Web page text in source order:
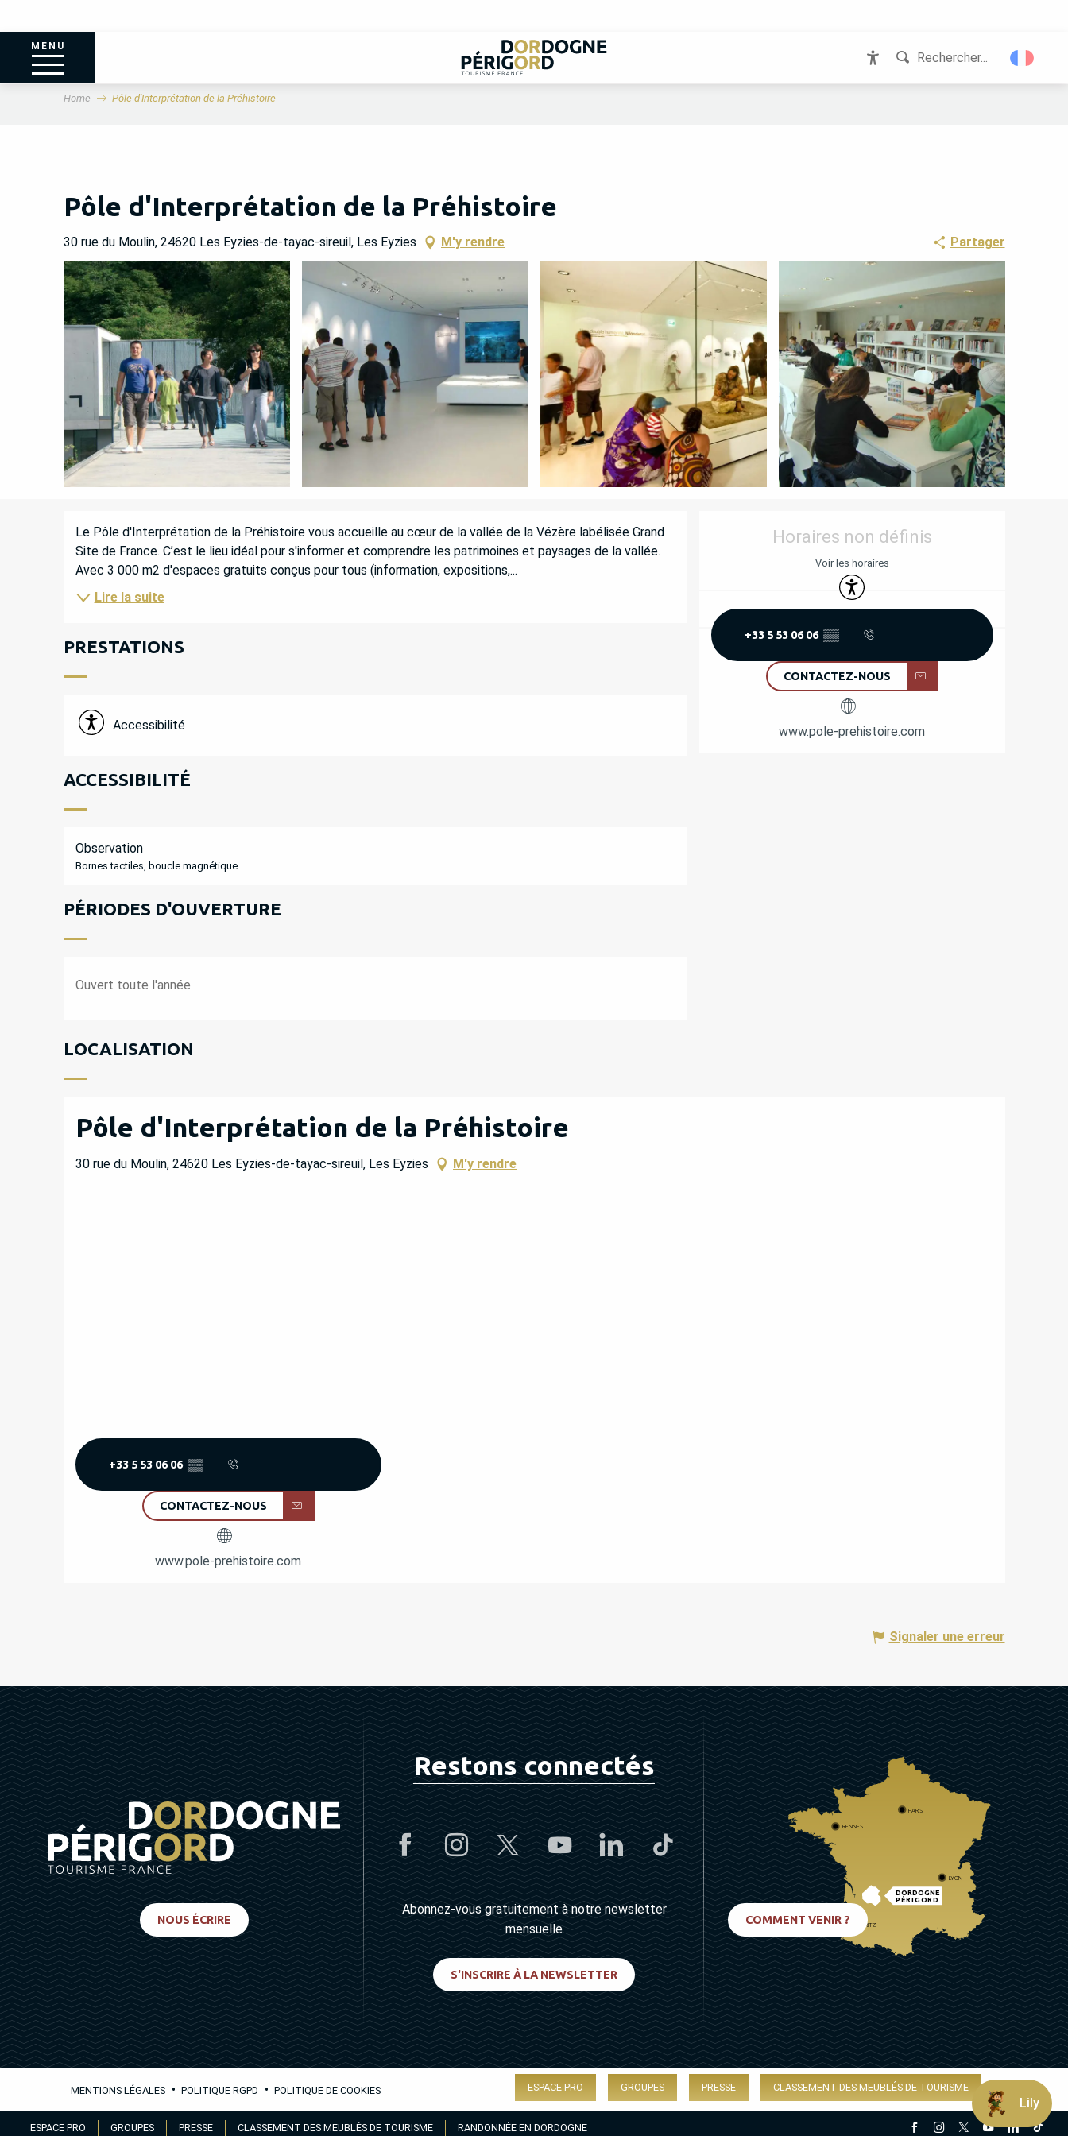
ESPACE PRO GROUPES PRESSE CLASSEMENT DES MEUBLÉS DE TOURISME RANDONNÉE EN DORDOGNE
MENU
Rechercher...
Home Pôle d'Interprétation de la Préhistoire
Pôle d'Interprétation de la Préhistoire
30 rue du Moulin, 24620 Les Eyzies-de-tayac-sireuil, Les Eyzies M'y rendre Partager
OUVERTURE ET
Horaires non définis
Voir les horaires
Accessibilité
+33 5 53 06 06 ▒▒
CONTACTEZ-NOUS
www.pole-prehistoire.com
DESCRIPTION
Le Pôle d'Interprétation de la Préhistoire vous accueille au cœur de la vallée de la Vézère labélisée Grand
Site de France. C’est le lieu idéal pour s'informer et comprendre les patrimoines et paysages de la vallée.
Avec 3 000 m2 d'espaces gratuits conçus pour tous (information, expositions,...
Lire la suite
PRESTATIONS
Accessibilité
ACCESSIBILITÉ
Observation
Bornes tactiles, boucle magnétique.
PÉRIODES D'OUVERTURE
Ouvert toute l'année
LOCALISATION
Pôle d'Interprétation de la Préhistoire
30 rue du Moulin, 24620 Les Eyzies-de-tayac-sireuil, Les Eyzies M'y rendre
+33 5 53 06 06 ▒▒
CONTACTEZ-NOUS
www.pole-prehistoire.com
Signaler une erreur
NOUS ÉCRIRE
Restons connectés
Abonnez-vous gratuitement à notre newsletter
mensuelle
S'INSCRIRE À LA NEWSLETTER
DORDOGNE
PÉRIGORD
PARIS
RENNES
LYON
BIARRITZ
COMMENT VENIR ?
MENTIONS LÉGALES • POLITIQUE RGPD • POLITIQUE DE COOKIES ESPACE PRO GROUPES PRESSE CLASSEMENT DES MEUBLÉS DE TOURISME
Lily